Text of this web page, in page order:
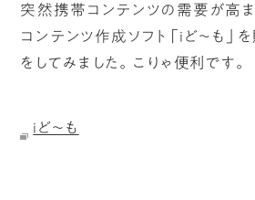
突然携帯コンテンツの需要が高ま
コンテンツ作成ソフト「iど～も」
をしてみました。こりゃ便利です。
iど～も